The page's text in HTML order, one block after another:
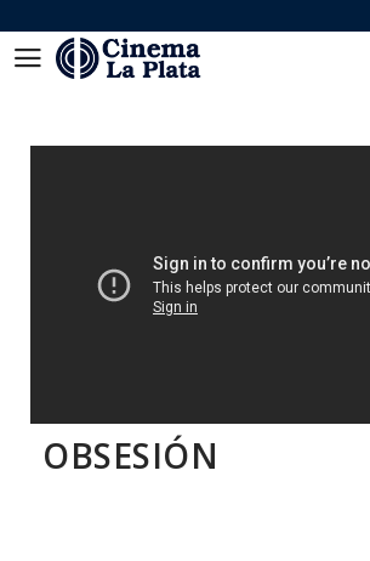
OBSESIÓN